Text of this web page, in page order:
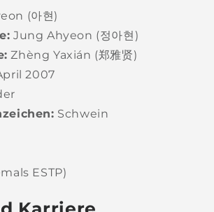
(아현)
Jung Ahyeon (정아현)
Zhèng Yaxián (郑雅贤)
2007
Schwein
ESTP)